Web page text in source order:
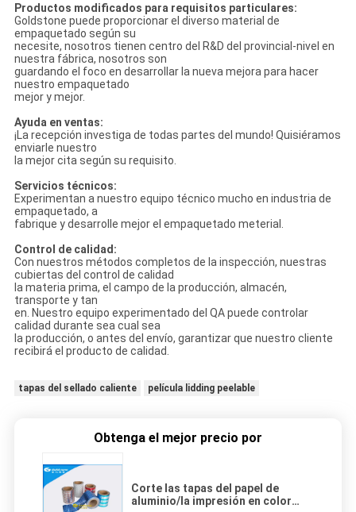
Productos modificados para requisitos particulares:
Goldstone puede proporcionar el diverso material de
empaquetado según su
necesite, nosotros tienen centro del R&D del provincial-nivel en
nuestra fábrica, nosotros son
guardando el foco en desarrollar la nueva mejora para hacer
nuestro empaquetado
mejor y mejor.
Ayuda en ventas:
¡La recepción investiga de todas partes del mundo! Quisiéramos
enviarle nuestro
la mejor cita según su requisito.
Servicios técnicos:
Experimentan a nuestro equipo técnico mucho en industria de
empaquetado, a
fabrique y desarrolle mejor el empaquetado meterial.
Control de calidad:
Con nuestros métodos completos de la inspección, nuestras
cubiertas del control de calidad
la materia prima, el campo de la producción, almacén,
transporte y tan
en. Nuestro equipo experimentado del QA puede controlar
calidad durante sea cual sea
la producción, o antes del envío, garantizar que nuestro cliente
recibirá el producto de calidad.
tapas del sellado caliente película lidding peelable
Obtenga el mejor precio por
Corte las tapas del papel de
aluminio/la impresión en color